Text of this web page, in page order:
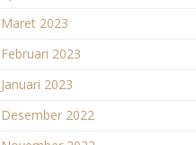
Maret 2023
Februari 2023
Januari 2023
Desember 2022